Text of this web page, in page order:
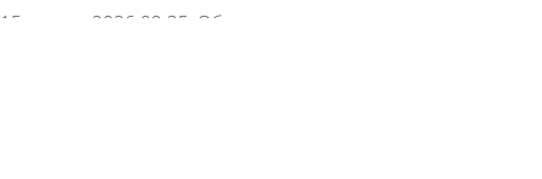
15 апреля 2026 09:35 Общество